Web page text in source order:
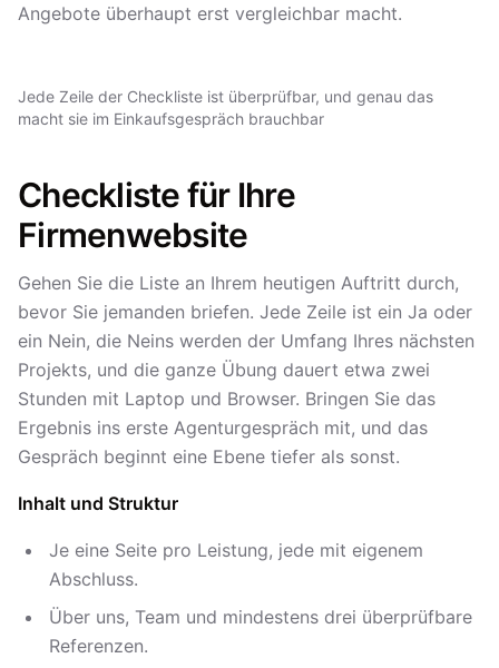
Angebote überhaupt erst vergleichbar macht.
Jede Zeile der Checkliste ist überprüfbar, und genau das
macht sie im Einkaufsgespräch brauchbar
Checkliste für Ihre
Firmenwebsite
Gehen Sie die Liste an Ihrem heutigen Auftritt durch,
bevor Sie jemanden briefen. Jede Zeile ist ein Ja oder
ein Nein, die Neins werden der Umfang Ihres nächsten
Projekts, und die ganze Übung dauert etwa zwei
Stunden mit Laptop und Browser. Bringen Sie das
Ergebnis ins erste Agenturgespräch mit, und das
Gespräch beginnt eine Ebene tiefer als sonst.
Inhalt und Struktur
Je eine Seite pro Leistung, jede mit eigenem
Abschluss.
Über uns, Team und mindestens drei überprüfbare
Referenzen.